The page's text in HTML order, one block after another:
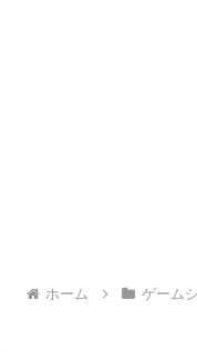
ホーム ゲーム